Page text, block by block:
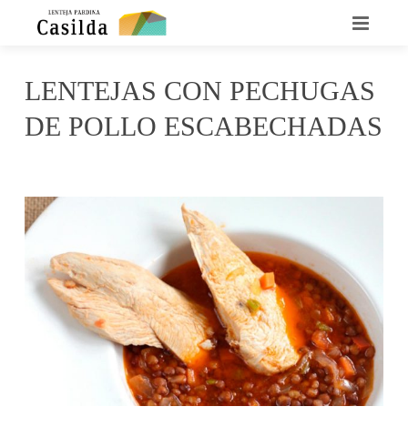
RECETARIO
DÓNDE ENCONTRARNOS
CONTACTO
NOTICIAS
LENTEJAS CON PECHUGAS
DE POLLO ESCABECHADAS